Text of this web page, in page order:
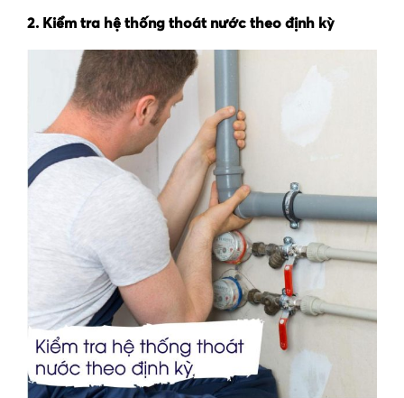
2. Kiểm tra hệ thống thoát nước theo định kỳ